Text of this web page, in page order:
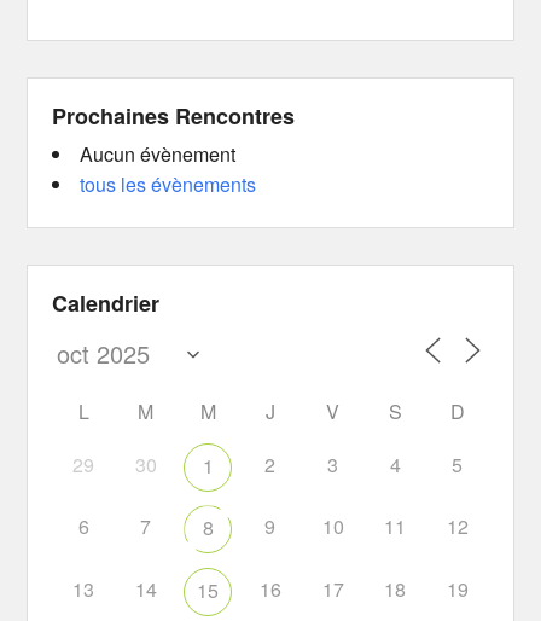
Prochaines Rencontres
Aucun évènement
tous les évènements
Calendrier
L M M J V S
D
29
30 1 2 3 4 5
6 7 8 9 10 11 12
13 14 15 16 17 18 19